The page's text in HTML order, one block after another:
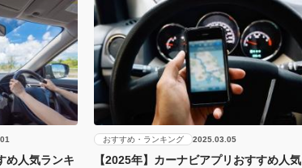
め人気ランキ
おすすめ・ランキング 2025.03.05
【2025年】カーナビアプリおすすめ人気